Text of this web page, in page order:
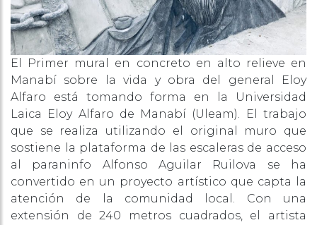
El Primer mural en concreto en alto relieve en
Manabí sobre la vida y obra del general Eloy
Alfaro está tomando forma en la Universidad
Laica Eloy Alfaro de Manabí (Uleam). El trabajo
que se realiza utilizando el original muro que
sostiene la plataforma de las escaleras de acceso
al paraninfo Alfonso Aguilar Ruilova se ha
convertido en un proyecto artístico que capta la
atención de la comunidad local. Con una
extensión de 240 metros cuadrados, el artista